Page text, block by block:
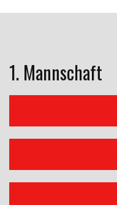
1. Mannschaft